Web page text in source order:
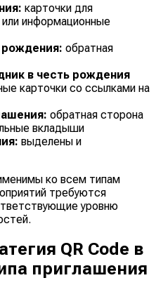
карточки для
информационные
обратная
в честь рождения
карточки со ссылками на
обратная сторона
вкладыши
выделены и
ко всем типам
требуются
уровню
QR Code в
приглашения